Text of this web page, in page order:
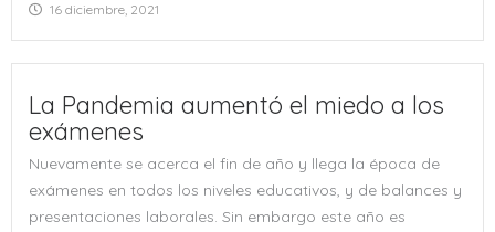
16 diciembre, 2021
La Pandemia aumentó el miedo a los
exámenes
Nuevamente se acerca el fin de año y llega la época de
exámenes en todos los niveles educativos, y de balances y
presentaciones laborales. Sin embargo este año es